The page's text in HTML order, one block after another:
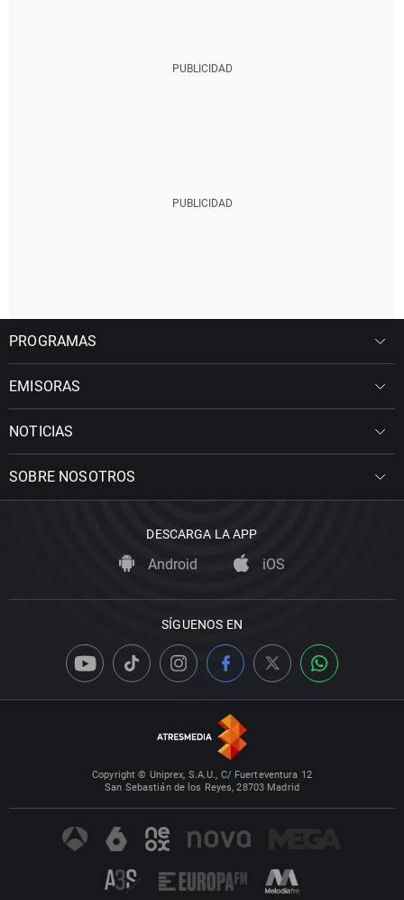
PROGRAMAS
EMISORAS
NOTICIAS
SOBRE NOSOTROS
DESCARGA LA APP
Android iOS
SÍGUENOS EN
Copyright © Uniprex, S.A.U., C/ Fuerteventura 12
San Sebastián de los Reyes, 28703 Madrid